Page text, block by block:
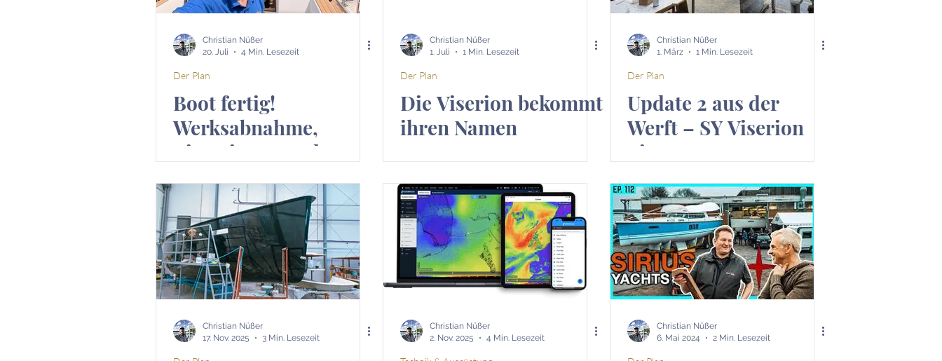
Christian Nüßer
20. Juli
4 Min. Lesezeit
Der Plan
Boot fertig!
Werksabnahme,
Einweisung und
Verladung der SY
Viserion
Christian Nüßer
1. Juli
1 Min. Lesezeit
Der Plan
Die Viserion bekommt
ihren Namen
Christian Nüßer
1. März
1 Min. Lesezeit
Der Plan
Update 2 aus der
Werft – SY Viserion
nimmt Form an
Christian Nüßer
17. Nov. 2025
3 Min. Lesezeit
Christian Nüßer
2. Nov. 2025
4 Min. Lesezeit
Christian Nüßer
6. Mai 2024
2 Min. Lesezeit